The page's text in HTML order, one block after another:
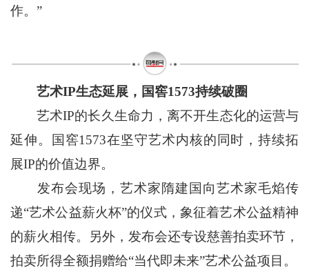
作。”
艺术IP生态延展，国窖1573持续破圈
艺术IP的长久生命力，离不开生态化的运营与
延伸。国窖1573在坚守艺术内核的同时，持续拓
展IP的价值边界。
发布会现场，艺术家隋建国向艺术家毛焰传
递“艺术公益薪火杯”的仪式，象征着艺术公益精神
的薪火相传。另外，发布会还专设慈善拍卖环节，
拍卖所得全额捐赠给“当代即未来”艺术公益项目。